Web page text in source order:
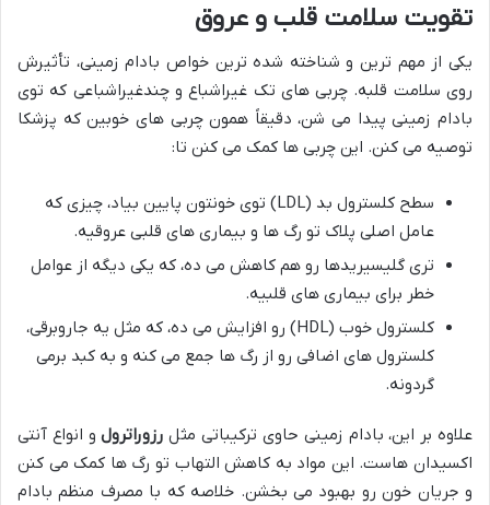
تقویت سلامت قلب و عروق
یکی از مهم ترین و شناخته شده ترین خواص بادام زمینی، تأثیرش
روی سلامت قلبه. چربی های تک غیراشباع و چندغیراشباعی که توی
بادام زمینی پیدا می شن، دقیقاً همون چربی های خوبین که پزشکا
توصیه می کنن. این چربی ها کمک می کنن تا:
سطح کلسترول بد (LDL) توی خونتون پایین بیاد، چیزی که
عامل اصلی پلاک تو رگ ها و بیماری های قلبی عروقیه.
تری گلیسیریدها رو هم کاهش می ده، که یکی دیگه از عوامل
خطر برای بیماری های قلبیه.
کلسترول خوب (HDL) رو افزایش می ده، که مثل یه جاروبرقی،
کلسترول های اضافی رو از رگ ها جمع می کنه و به کبد برمی
گردونه.
علاوه بر این، بادام زمینی حاوی ترکیباتی مثل رزوراترولو انواع آنتی
اکسیدان هاست. این مواد به کاهش التهاب تو رگ ها کمک می کنن
و جریان خون رو بهبود می بخشن. خلاصه که با مصرف منظم بادام